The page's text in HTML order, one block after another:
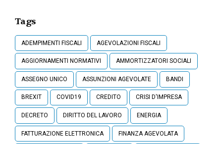
Tags
ADEMPIMENTI FISCALI AGEVOLAZIONI FISCALI
AGGIORNAMENTI NORMATIVI AMMORTIZZATORI SOCIALI
ASSEGNO UNICO ASSUNZIONI AGEVOLATE BANDI
BREXIT COVID19 CREDITO CRISI D'IMPRESA
DECRETO DIRITTO DEL LAVORO ENERGIA
FATTURAZIONE ELETTRONICA FINANZA AGEVOLATA